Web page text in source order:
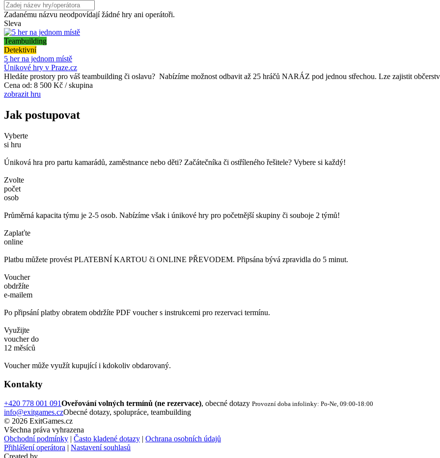
Zadanému názvu neodpovídají žádné hry ani operátoři.
Sleva
Teambuilding
Detektivní
5 her na jednom místě
Únikové hry v Praze.cz
Hledáte prostory pro váš teambuilding či oslavu? Nabízíme možnost odbavit až 25 hráčů NARÁZ pod jednou střechou. Lze zajistit
Cena od: 8 500 Kč / skupina
zobrazit hru
Jak postupovat
Vyberte
si hru
Úniková hra pro partu kamarádů, zaměstnance nebo děti? Začátečníka či ostříleného řešitele? Vybere si každý!
Zvolte
počet
osob
Průměrná kapacita týmu je 2-5 osob. Nabízíme však i únikové hry pro početnější skupiny či souboje 2 týmů!
Zaplaťte
online
Platbu můžete provést PLATEBNÍ KARTOU či ONLINE PŘEVODEM. Připsána bývá zpravidla do 5 minut.
Voucher
obdržíte
e-mailem
Po připsání platby obratem obdržíte PDF voucher s instrukcemi pro rezervaci termínu.
Využijte
voucher do
12 měsíců
Voucher může využít kupující i kdokoliv obdarovaný.
Kontakty
+420 778 001 091Oveřování volných termínů (ne rezervace), obecné dotazy Provozní doba infolinky: Po-Ne, 09:00-18:00
info@exitgames.czObecné dotazy, spolupráce, teambuilding
© 2026 ExitGames.cz
Všechna práva vyhrazena
Obchodní podmínky | Často kladené dotazy | Ochrana osobních údajů
Přihlášení operátora | Nastavení souhlasů